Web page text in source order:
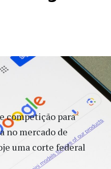
competição para
no mercado de
uma corte federal